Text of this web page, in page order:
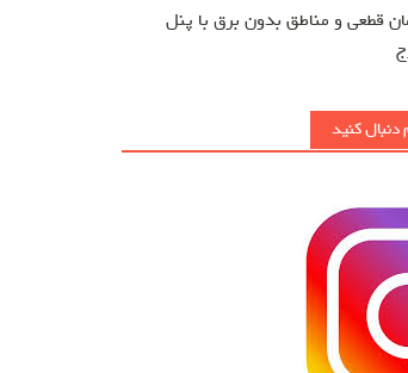
قطعی و مناطق بدون برق با پنل
دنبال کنید